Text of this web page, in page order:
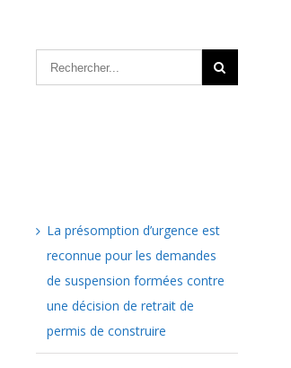
La présomption d’urgence est
reconnue pour les demandes
de suspension formées contre
une décision de retrait de
permis de construire